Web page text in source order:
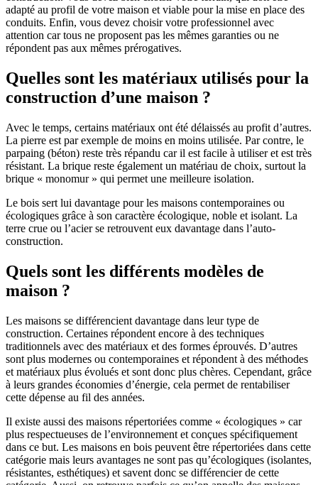
adapté au profil de votre maison et viable pour la mise en place des
conduits. Enfin, vous devez choisir votre professionnel avec
attention car tous ne proposent pas les mêmes garanties ou ne
répondent pas aux mêmes prérogatives.
Quelles sont les matériaux utilisés pour la
construction d’une maison ?
Avec le temps, certains matériaux ont été délaissés au profit d’autres.
La pierre est par exemple de moins en moins utilisée. Par contre, le
parpaing (béton) reste très répandu car il est facile à utiliser et est très
résistant. La brique reste également un matériau de choix, surtout la
brique « monomur » qui permet une meilleure isolation.
Le bois sert lui davantage pour les maisons contemporaines ou
écologiques grâce à son caractère écologique, noble et isolant. La
terre crue ou l’acier se retrouvent eux davantage dans l’auto-
construction.
Quels sont les différents modèles de
maison ?
Les maisons se différencient davantage dans leur type de
construction. Certaines répondent encore à des techniques
traditionnels avec des matériaux et des formes éprouvés. D’autres
sont plus modernes ou contemporaines et répondent à des méthodes
et matériaux plus évolués et sont donc plus chères. Cependant, grâce
à leurs grandes économies d’énergie, cela permet de rentabiliser
cette dépense au fil des années.
Il existe aussi des maisons répertoriées comme « écologiques » car
plus respectueuses de l’environnement et conçues spécifiquement
dans ce but. Les maisons en bois peuvent être répertoriées dans cette
catégorie mais leurs avantages ne sont pas qu’écologiques (isolantes,
résistantes, esthétiques) et savent donc se différencier de cette